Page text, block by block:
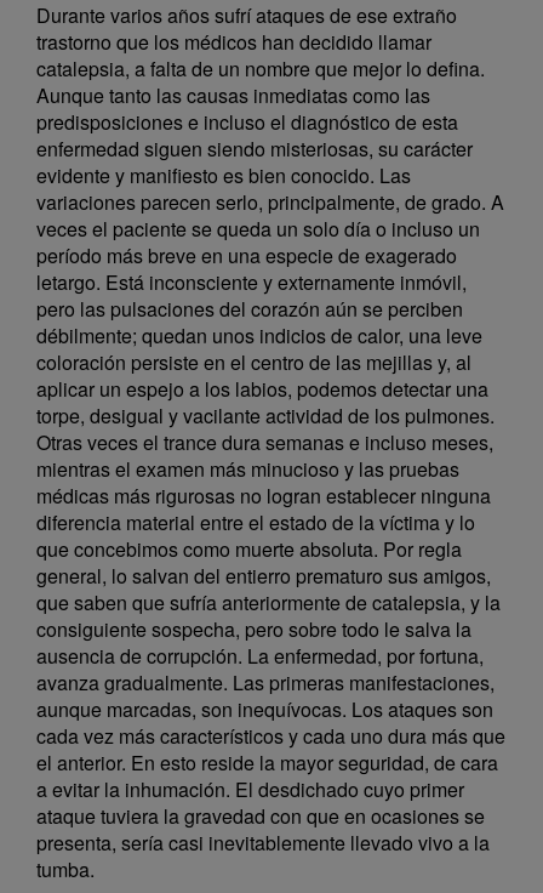
Durante varios años sufrí ataques de ese extraño
trastorno que los médicos han decidido llamar
catalepsia, a falta de un nombre que mejor lo defina.
Aunque tanto las causas inmediatas como las
predisposiciones e incluso el diagnóstico de esta
enfermedad siguen siendo misteriosas, su carácter
evidente y manifiesto es bien conocido. Las
variaciones parecen serlo, principalmente, de grado. A
veces el paciente se queda un solo día o incluso un
período más breve en una especie de exagerado
letargo. Está inconsciente y externamente inmóvil,
pero las pulsaciones del corazón aún se perciben
débilmente; quedan unos indicios de calor, una leve
coloración persiste en el centro de las mejillas y, al
aplicar un espejo a los labios, podemos detectar una
torpe, desigual y vacilante actividad de los pulmones.
Otras veces el trance dura semanas e incluso meses,
mientras el examen más minucioso y las pruebas
médicas más rigurosas no logran establecer ninguna
diferencia material entre el estado de la víctima y lo
que concebimos como muerte absoluta. Por regla
general, lo salvan del entierro prematuro sus amigos,
que saben que sufría anteriormente de catalepsia, y la
consiguiente sospecha, pero sobre todo le salva la
ausencia de corrupción. La enfermedad, por fortuna,
avanza gradualmente. Las primeras manifestaciones,
aunque marcadas, son inequívocas. Los ataques son
cada vez más característicos y cada uno dura más que
el anterior. En esto reside la mayor seguridad, de cara
a evitar la inhumación. El desdichado cuyo primer
ataque tuviera la gravedad con que en ocasiones se
presenta, sería casi inevitablemente llevado vivo a la
tumba.